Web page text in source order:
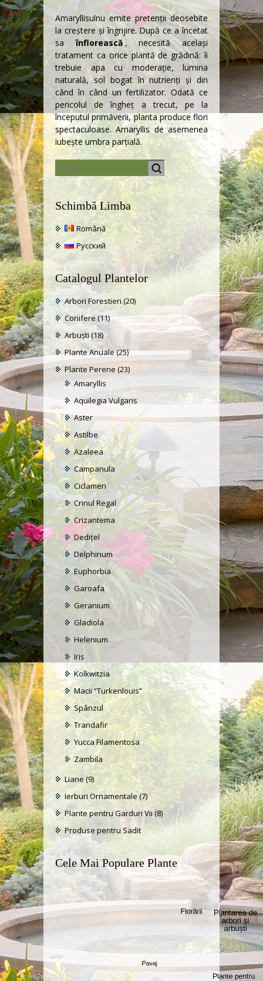
Amaryllisulnu emite pretenții deosebite
la creştere şi îngrijire. După ce a încetat
saînflorească , necesită același
tratament ca orice plantă de grădină: îi
trebuie apa cu moderație, lumina
naturală, sol bogat în nutrienţi și din
când în când un fertilizator. Odată ce
pericolul de îngheț a trecut, pe la
începutul primăverii, planta produce flori
spectaculoase. Amaryllis de asemenea
iubeşte umbra parţială.
Schimbă Limba
Română
Русский
Catalogul Plantelor
Arbori Forestieri (20)
Conifere (11)
Arbuști (18)
Plante Anuale(25)
Plante Perene (23)
Amaryllis
Aquilegia Vulgaris
Aster
Astilbe
Azaleea
Campanula
Ciclamen
Crinul Regal
Crizantema
Dediţel
Delphinum
Euphorbia
Garoafa
Geranium
Gladiola
Helenium
Iris
Kolkwitzia
Macii “Turkenlouis”
Spânzul
Trandafir
Yucca Filamentosa
Zambila
Liane (9)
Ierburi Ornamentale (7)
Plante pentru Garduri Vii (8)
Produse pentru Sadit
Cele Mai Populare Plante